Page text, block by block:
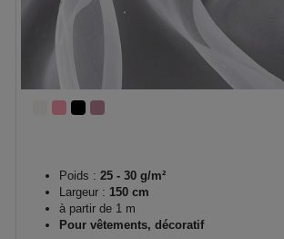
Poids : 25 - 30 g/m²
Largeur : 150 cm
à partir de 1 m
Pour vêtements, décoratif